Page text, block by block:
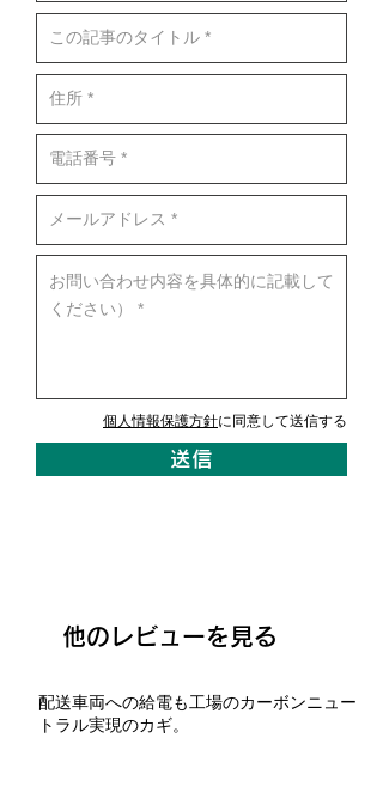
個人情報保護方針に同意して送信する
送信
他のレビューを見る
配送車両への給電も工場のカーボンニュー
トラル実現のカギ。